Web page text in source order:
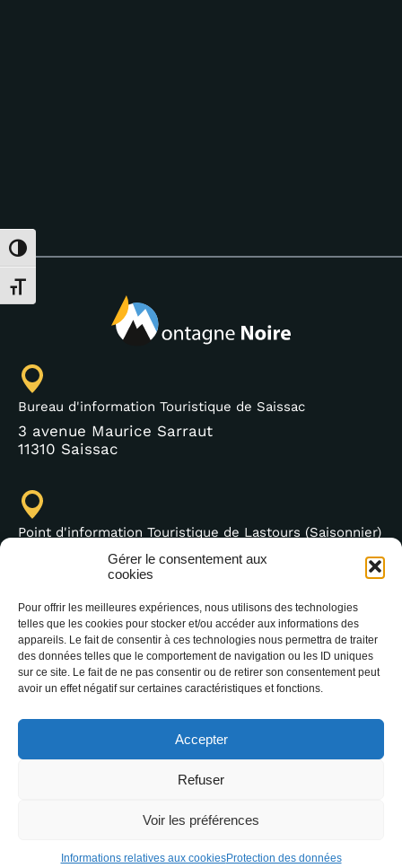
Gérer le consentement aux
cookies
Pour offrir les meilleures expériences, nous utilisons des technologies
telles que les cookies pour stocker et/ou accéder aux informations des
appareils. Le fait de consentir à ces technologies nous permettra de traiter
des données telles que le comportement de navigation ou les ID uniques
sur ce site. Le fait de ne pas consentir ou de retirer son consentement peut
avoir un effet négatif sur certaines caractéristiques et fonctions.
Accepter
Refuser
Voir les préférences
Informations relatives aux cookiesProtection des données
Passer en contraste élevé
Changer la taille de la police
Bureau d'information Touristique de Saissac
3 avenue Maurice Sarraut
11310 Saissac
Point d'information Touristique de Lastours (Saisonnier)
4 moulin bas,
11600 Lastours
+33 (0)4 68 76 64 90
Montagne Noire – Mentions légales
Accessibilité : non conforme